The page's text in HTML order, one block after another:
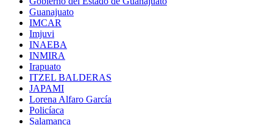
Guanajuato
IMCAR
Imjuvi
INAEBA
INMIRA
Irapuato
ITZEL BALDERAS
JAPAMI
Lorena Alfaro García
Policíaca
Salamanca